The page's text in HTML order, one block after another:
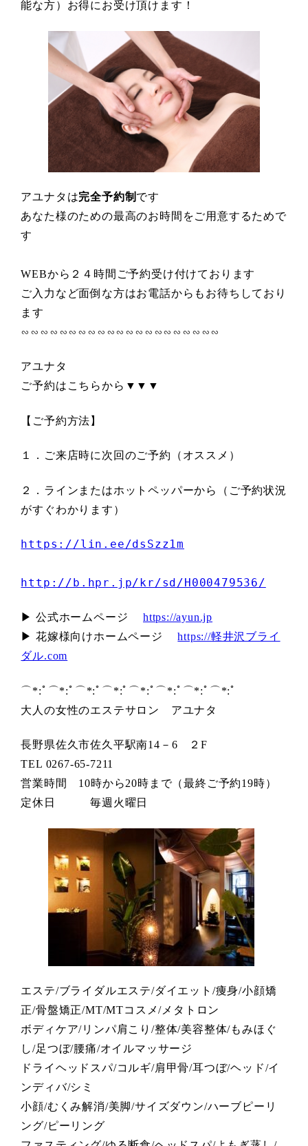
能な方）お得にお受け頂けます！
アユナタは完全予約制 です
あなた様のための最高のお時間をご用意するためで
す
WEBから２４時間ご予約受け付けております
ご入力など面倒な方はお電話からもお待ちしており
ます
∽∽∽∽∽∽∽∽∽∽∽∽∽∽∽∽∽∽∽∽∽
アユナタ
ご予約はこちらから▼▼▼
【ご予約方法】
１．ご来店時に次回のご予約（オススメ）
２．ラインまたはホットペッパーから（ご予約状況
がすぐわかります）
https://lin.ee/dsSzz1m
http://b.hpr.jp/kr/sd/H000479536/
▶ 公式ホームページ https://ayun.jp
▶ 花嫁様向けホームページhttps://軽井沢ブライ
ダル.com
⌒*:ﾟ⌒*:ﾟ⌒*:ﾟ⌒*:ﾟ⌒*:ﾟ⌒*:ﾟ⌒*:ﾟ⌒*:ﾟ
大人の女性のエステサロン アユナタ
長野県佐久市佐久平駅南14－6 ２F
TEL 0267-65-7211
営業時間 10時から20時まで（最終ご予約19時）
定休日 毎週火曜日
エステ/ブライダルエステ/ダイエット/痩身/小顔矯
正/骨盤矯正/MT/MTコスメ/メタトロン
ボディケア/リンパ肩こり/整体/美容整体/もみほぐ
し/足つぼ/腰痛/オイルマッサージ
ドライヘッドスパ/コルギ/肩甲骨/耳つぼ/ヘッド/イ
ンディバ/シミ
小顔/むくみ解消/美脚/サイズダウン/ハーブピーリ
ング/ピーリング